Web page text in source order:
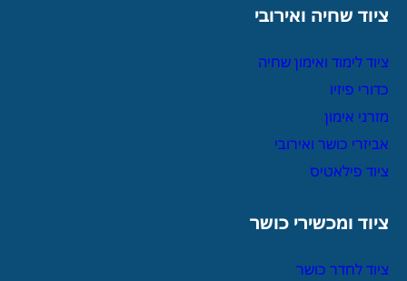
ציוד שחיה ואירובי
ציוד לימוד ואימון שחיה
כדורי פיזיו
מזרני אימון
אביזרי כושר ואירובי
ציוד פילאטיס
ציוד ומכשירי כושר
ציוד לחדר כושר